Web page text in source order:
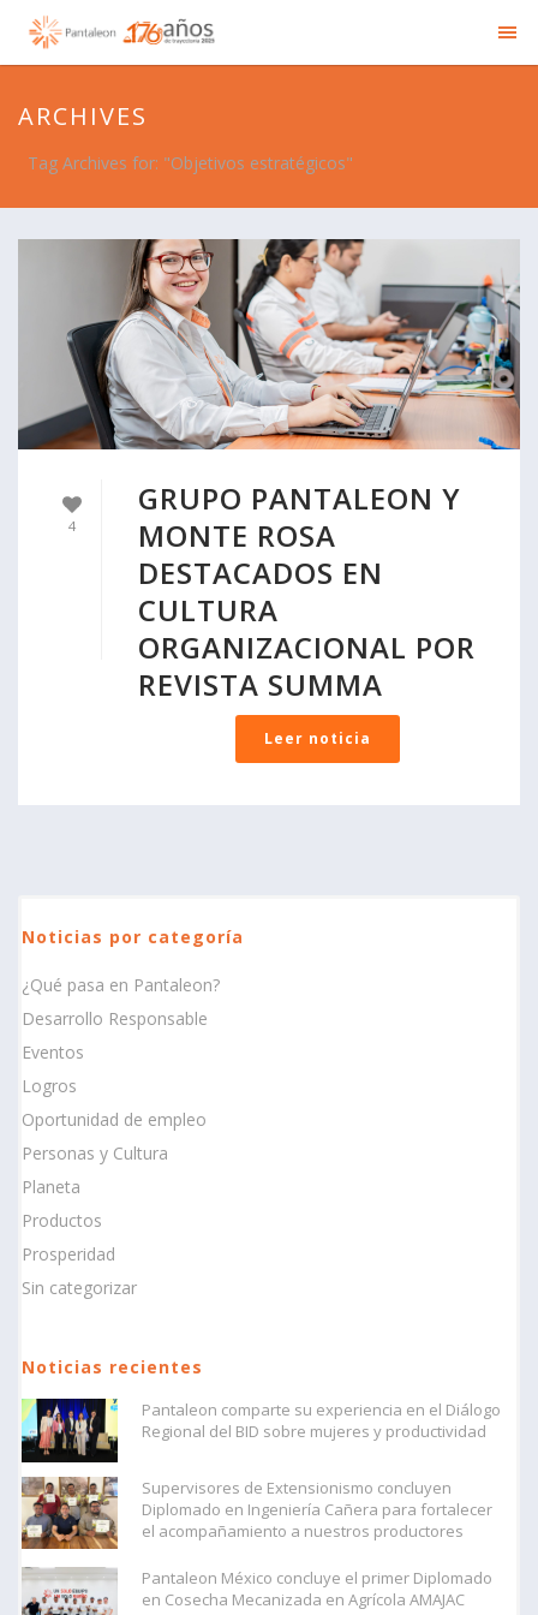
ARCHIVES
Tag Archives for: "Objetivos estratégicos"
4
GRUPO PANTALEON Y
MONTE ROSA
DESTACADOS EN
CULTURA
ORGANIZACIONAL POR
REVISTA SUMMA
Leer noticia
Noticias por categoría
¿Qué pasa en Pantaleon?
Desarrollo Responsable
Eventos
Logros
Oportunidad de empleo
Personas y Cultura
Planeta
Productos
Prosperidad
Sin categorizar
Noticias recientes
Pantaleon comparte su experiencia en el Diálogo
Regional del BID sobre mujeres y productividad
Supervisores de Extensionismo concluyen
Diplomado en Ingeniería Cañera para fortalecer
el acompañamiento a nuestros productores
Pantaleon México concluye el primer Diplomado
en Cosecha Mecanizada en Agrícola AMAJAC